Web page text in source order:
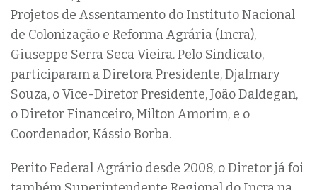
Projetos de Assentamento do Instituto Nacional
de Colonização e Reforma Agrária (Incra),
Giuseppe Serra Seca Vieira. Pelo Sindicato,
participaram a Diretora Presidente, Djalmary
Souza, o Vice-Diretor Presidente, João Daldegan,
o Diretor Financeiro, Milton Amorim, e o
Coordenador, Kássio Borba.
Perito Federal Agrário desde 2008, o Diretor já foi